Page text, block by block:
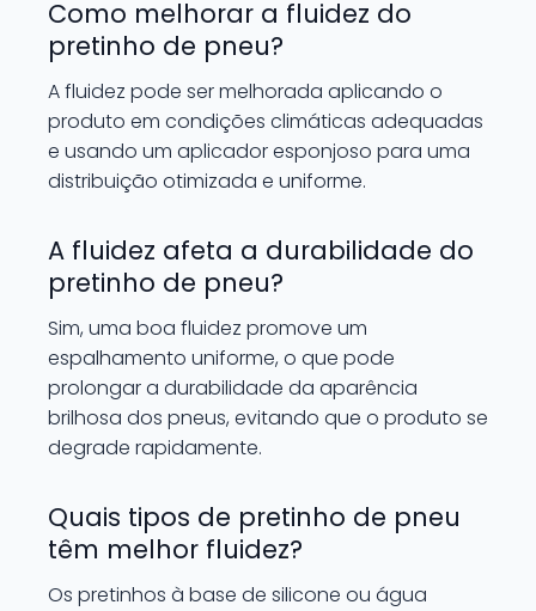
Como melhorar a fluidez do
pretinho de pneu?
A fluidez pode ser melhorada aplicando o
produto em condições climáticas adequadas
e usando um aplicador esponjoso para uma
distribuição otimizada e uniforme.
A fluidez afeta a durabilidade do
pretinho de pneu?
Sim, uma boa fluidez promove um
espalhamento uniforme, o que pode
prolongar a durabilidade da aparência
brilhosa dos pneus, evitando que o produto se
degrade rapidamente.
Quais tipos de pretinho de pneu
têm melhor fluidez?
Os pretinhos à base de silicone ou água